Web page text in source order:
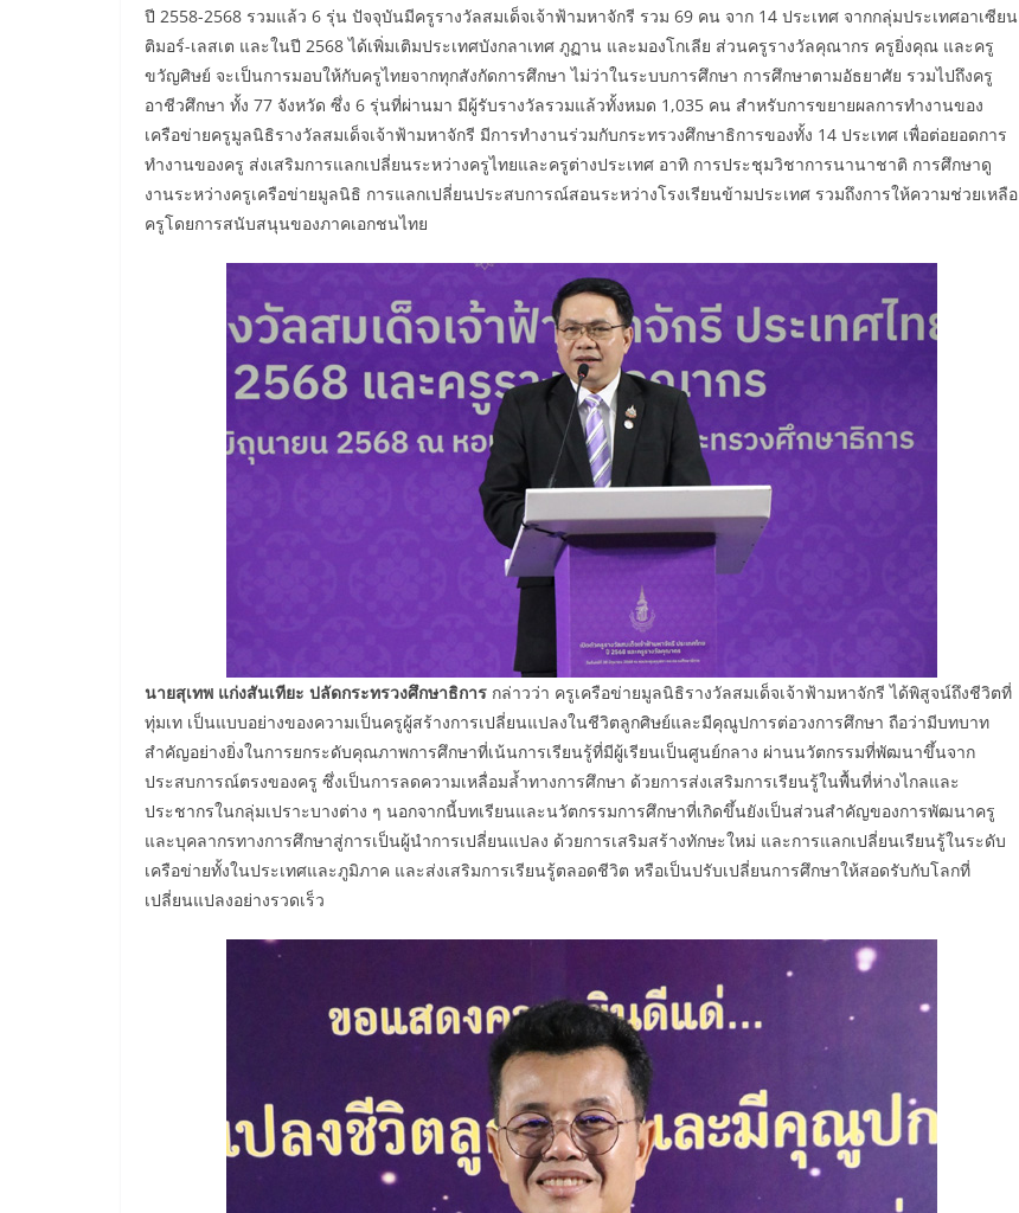
ปี 2558-2568 รวมแล้ว 6 รุ่น ปัจจุบันมีครูรางวัลสมเด็จเจ้าฟ้ามหาจักรี รวม 69 คน จาก 14 ประเทศ จากกลุ่มประเทศอาเซียน
ติมอร์-เลสเต และในปี 2568 ได้เพิ่มเติมประเทศบังกลาเทศ ภูฏาน และมองโกเลีย ส่วนครูรางวัลคุณากร ครูยิ่งคุณ และครู
ขวัญศิษย์ จะเป็นการมอบให้กับครูไทยจากทุกสังกัดการศึกษา ไม่ว่าในระบบการศึกษา การศึกษาตามอัธยาศัย รวมไปถึงครู
อาชีวศึกษา ทั้ง 77 จังหวัด ซึ่ง 6 รุ่นที่ผ่านมา มีผู้รับรางวัลรวมแล้วทั้งหมด 1,035 คน สำหรับการขยายผลการทำงานของ
เครือข่ายครูมูลนิธิรางวัลสมเด็จเจ้าฟ้ามหาจักรี มีการทำงานร่วมกับกระทรวงศึกษาธิการของทั้ง 14 ประเทศ เพื่อต่อยอดการ
ทำงานของครู ส่งเสริมการแลกเปลี่ยนระหว่างครูไทยและครูต่างประเทศ อาทิ การประชุมวิชาการนานาชาติ การศึกษาดู
งานระหว่างครูเครือข่ายมูลนิธิ การแลกเปลี่ยนประสบการณ์สอนระหว่างโรงเรียนข้ามประเทศ รวมถึงการให้ความช่วยเหลือ
ครูโดยการสนับสนุนของภาคเอกชนไทย
นายสุเทพ แก่งสันเทียะ ปลัดกระทรวงศึกษาธิการ กล่าวว่า ครูเครือข่ายมูลนิธิรางวัลสมเด็จเจ้าฟ้ามหาจักรี ได้พิสูจน์ถึงชีวิตที่
ทุ่มเท เป็นแบบอย่างของความเป็นครูผู้สร้างการเปลี่ยนแปลงในชีวิตลูกศิษย์และมีคุณูปการต่อวงการศึกษา ถือว่ามีบทบาท
สำคัญอย่างยิ่งในการยกระดับคุณภาพการศึกษาที่เน้นการเรียนรู้ที่มีผู้เรียนเป็นศูนย์กลาง ผ่านนวัตกรรมที่พัฒนาขึ้นจาก
ประสบการณ์ตรงของครู ซึ่งเป็นการลดความเหลื่อมล้ำทางการศึกษา ด้วยการส่งเสริมการเรียนรู้ในพื้นที่ห่างไกลและ
ประชากรในกลุ่มเปราะบางต่าง ๆ นอกจากนี้บทเรียนและนวัตกรรมการศึกษาที่เกิดขึ้นยังเป็นส่วนสำคัญของการพัฒนาครู
และบุคลากรทางการศึกษาสู่การเป็นผู้นำการเปลี่ยนแปลง ด้วยการเสริมสร้างทักษะใหม่ และการแลกเปลี่ยนเรียนรู้ในระดับ
เครือข่ายทั้งในประเทศและภูมิภาค และส่งเสริมการเรียนรู้ตลอดชีวิต หรือเป็นปรับเปลี่ยนการศึกษาให้สอดรับกับโลกที่
เปลี่ยนแปลงอย่างรวดเร็ว